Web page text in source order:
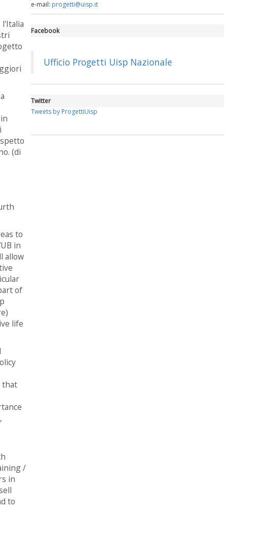
(di
to
in
allow
of
life
that
/
in
to
e-mail: progetti@uisp.it
Facebook
Ufficio Progetti Uisp Nazionale
Twitter
Tweets by ProgettiUisp